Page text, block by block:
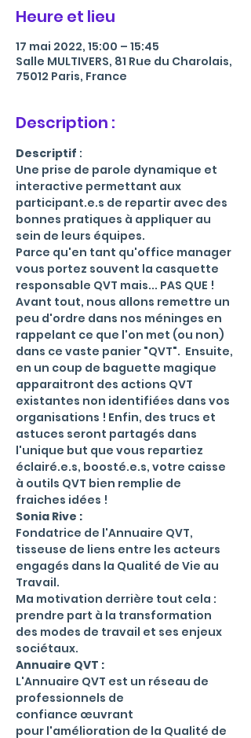
Heure et lieu
17 mai 2022, 15:00 – 15:45
Salle MULTIVERS, 81 Rue du Charolais,
75012 Paris, France
Description :
Descriptif :
Une prise de parole dynamique et
interactive permettant aux
participant.e.s de repartir avec des
bonnes pratiques à appliquer au
sein de leurs équipes.
Parce qu'en tant qu'office manager
vous portez souvent la casquette
responsable QVT mais... PAS QUE !
Avant tout, nous allons remettre un
peu d'ordre dans nos méninges en
rappelant ce que l'on met (ou non)
dans ce vaste panier "QVT".  Ensuite,
en un coup de baguette magique
apparaitront des actions QVT
existantes non identifiées dans vos
organisations ! Enfin, des trucs et
astuces seront partagés dans
l'unique but que vous repartiez
éclairé.e.s, boosté.e.s, votre caisse
à outils QVT bien remplie de
fraiches idées !
Sonia Rive :
Fondatrice de l'Annuaire QVT,
tisseuse de liens entre les acteurs
engagés dans la Qualité de Vie au
Travail.
Ma motivation derrière tout cela :
prendre part à la transformation
des modes de travail et ses enjeux
sociétaux.
Annuaire QVT :
L'Annuaire QVT est un réseau de
professionnels de
confiance œuvrant
pour l'amélioration de la Qualité de